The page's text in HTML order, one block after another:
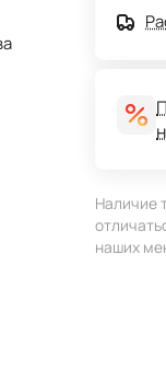
Наличие
наших